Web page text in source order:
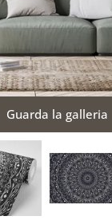
Guarda la galleria